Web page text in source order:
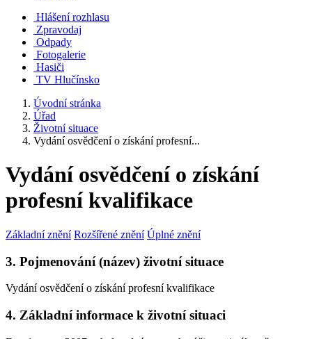
Hlášení rozhlasu
Zpravodaj
Odpady
Fotogalerie
Hasiči
TV Hlučínsko
Úvodní stránka
Úřad
Životní situace
Vydání osvědčení o získání profesní...
Vydání osvědčení o získání
profesní kvalifikace
Základní znění Rozšířené znění Úplné znění
3. Pojmenování (název) životní situace
Vydání osvědčení o získání profesní kvalifikace
4. Základní informace k životní situaci